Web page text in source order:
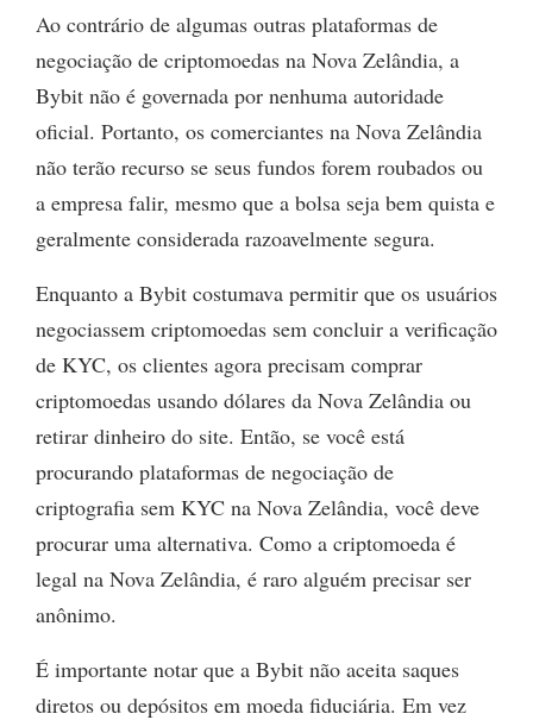
Ao contrário de algumas outras plataformas de
negociação de criptomoedas na Nova Zelândia, a
Bybit não é governada por nenhuma autoridade
oficial. Portanto, os comerciantes na Nova Zelândia
não terão recurso se seus fundos forem roubados ou
a empresa falir, mesmo que a bolsa seja bem quista e
geralmente considerada razoavelmente segura.
Enquanto a Bybit costumava permitir que os usuários
negociassem criptomoedas sem concluir a verificação
de KYC, os clientes agora precisam comprar
criptomoedas usando dólares da Nova Zelândia ou
retirar dinheiro do site. Então, se você está
procurando plataformas de negociação de
criptografia sem KYC na Nova Zelândia, você deve
procurar uma alternativa. Como a criptomoeda é
legal na Nova Zelândia, é raro alguém precisar ser
anônimo.
É importante notar que a Bybit não aceita saques
diretos ou depósitos em moeda fiduciária. Em vez